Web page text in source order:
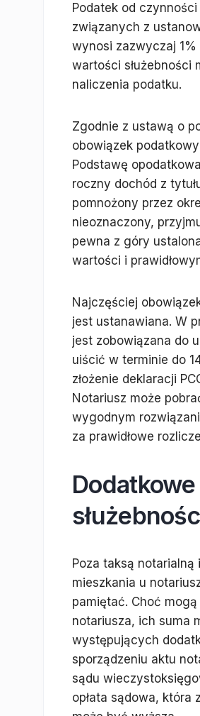
Podatek od
związanych z
wynosi zazwyczaj
wartości służebności
naliczenia podatku.
Zgodnie z ustawą o
obowiązek
Podstawę
roczny dochód z
pomnożony przez
nieoznaczony,
pewna z góry
wartości i
Najczęściej
jest ustanawiana. W
jest zobowiązana do
uiścić w terminie do
złożenie deklaracji
Notariusz może
wygodnym
za prawidłowe
Poza taksą
mieszkania u
pamiętać. Choć
notariusza, ich suma
występujących
sporządzeniu aktu
sądu
opłata sądowa, która